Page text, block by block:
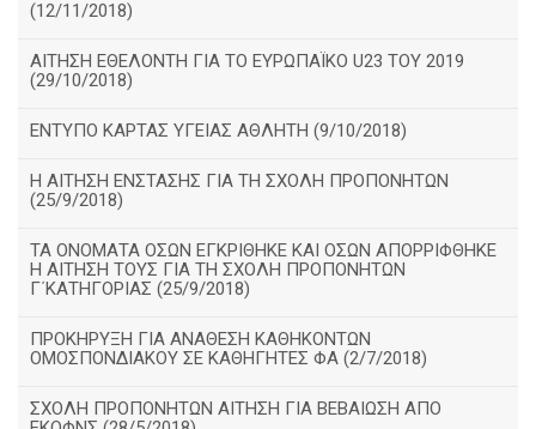
(12/11/2018)
ΑΙΤΗΣΗ ΕΘΕΛΟΝΤΗ ΓΙΑ ΤΟ ΕΥΡΩΠΑΪΚΟ U23 ΤΟΥ 2019
(29/10/2018)
ΕΝΤΥΠΟ ΚΑΡΤΑΣ ΥΓΕΙΑΣ ΑΘΛΗΤΗ (9/10/2018)
Η ΑΙΤΗΣΗ ΕΝΣΤΑΣΗΣ ΓΙΑ ΤΗ ΣΧΟΛΗ ΠΡΟΠΟΝΗΤΩΝ
(25/9/2018)
ΤΑ ΟΝΟΜΑΤΑ ΟΣΩΝ ΕΓΚΡΙΘΗΚΕ ΚΑΙ ΟΣΩΝ ΑΠΟΡΡΙΦΘΗΚΕ
Η ΑΙΤΗΣΗ ΤΟΥΣ ΓΙΑ ΤΗ ΣΧΟΛΗ ΠΡΟΠΟΝΗΤΩΝ
Γ΄ΚΑΤΗΓΟΡΙΑΣ (25/9/2018)
ΠΡΟΚΗΡΥΞΗ ΓΙΑ ΑΝΑΘΕΣΗ ΚΑΘΗΚΟΝΤΩΝ
ΟΜΟΣΠΟΝΔΙΑΚΟΥ ΣΕ ΚΑΘΗΓΗΤΕΣ ΦΑ (2/7/2018)
ΣΧΟΛΗ ΠΡΟΠΟΝΗΤΩΝ ΑΙΤΗΣΗ ΓΙΑ ΒΕΒΑΙΩΣΗ ΑΠΟ